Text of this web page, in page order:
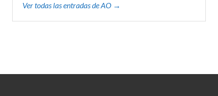
Ver todas las entradas de AO →